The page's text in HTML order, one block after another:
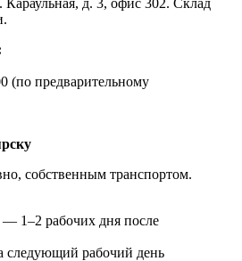
(по предварительному
собственным транспортом.
1–2 рабочих дня после
следующий рабочий день